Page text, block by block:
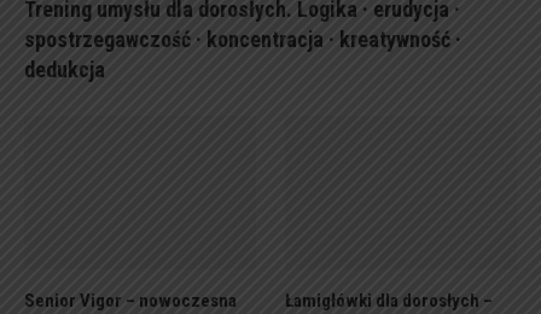
Trening umysłu dla dorosłych. Logika · erudycja ·
spostrzegawczość · koncentracja · kreatywność ·
dedukcja
Senior Vigor – nowoczesna
Łamigłówki dla dorosłych –